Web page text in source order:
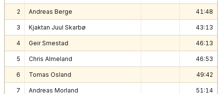
2 Andreas Berge 41:48
3 Kjaktan Juul Skarbø 43:13
4 Geir Smestad 46:13
5 Chris Almeland 46:53
6 Tomas Osland 49:42
7 Andreas Morland 51:14